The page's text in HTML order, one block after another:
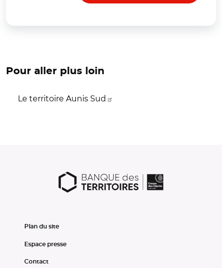
Pour aller plus loin
Le territoire Aunis Sud
Plan du site
Espace presse
Contact